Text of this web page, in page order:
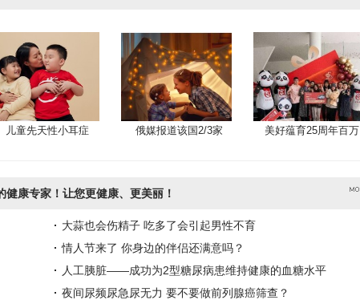
儿童先天性小耳症 俄媒报道该国2/3家 美好蕴育25周年百万
健康专家！让您更健康、更美丽！
大蒜也会伤精子 吃多了会引起男性不育
情人节来了 你身边的伴侣还满意吗？
人工胰脏——成功为2型糖尿病患维持健康的血糖水平
夜间尿频尿急尿无力 要不要做前列腺癌筛查？